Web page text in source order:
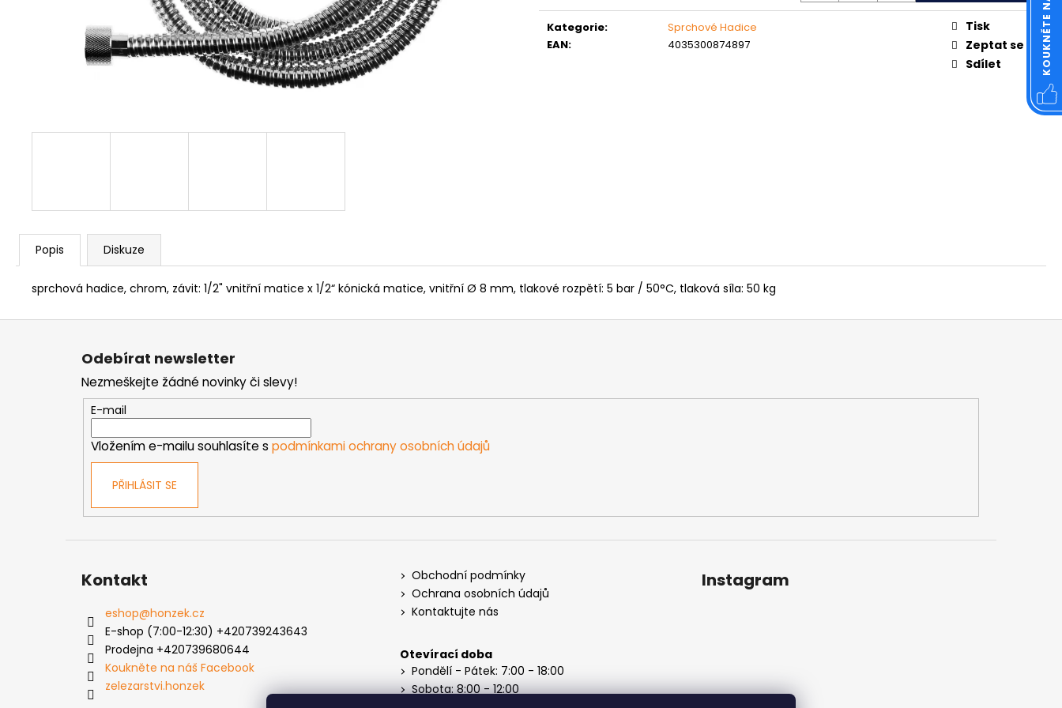
cena:
Kategorie:
Sprchové Hadice
EAN: 4035300874897
Tisk
Zeptat se
Sdílet
Popis Diskuze
sprchová hadice, chrom, závit: 1/2" vnitřní matice x 1/2“ kónická matice, vnitřní Ø 8 mm, tlakové rozpětí: 5 bar / 50°C, tlaková síla: 50 kg
NÝT DUTÝ DVOJDÍLNÝ 3,5X10 NIKL
2 Kč
MATICE ŠESTIHRANNÁ PRODLOUŽENÁ
POZINK
1,50 Kč
PODLOŽKA PÉROVÁ ČTVERCOVÁ NEREZ
Z
Odebírat newsletter
Nezmeškejte žádné novinky či slevy!
E-mail
Vložením e-mailu souhlasíte s podmínkami ochrany osobních údajů
PŘIHLÁSIT SE
Kontakt
eshop@honzek.cz
E-shop (7:00-12:30) +420739243643
Prodejna +420739680644
Koukněte na náš Facebook
zelezarstvi.honzek
Obchodní podmínky
Ochrana osobních údajů
Kontaktujte nás
Otevírací doba
Pondělí - Pátek: 7:00 - 18:00
Sobota: 8:00 - 12:00
Instagram